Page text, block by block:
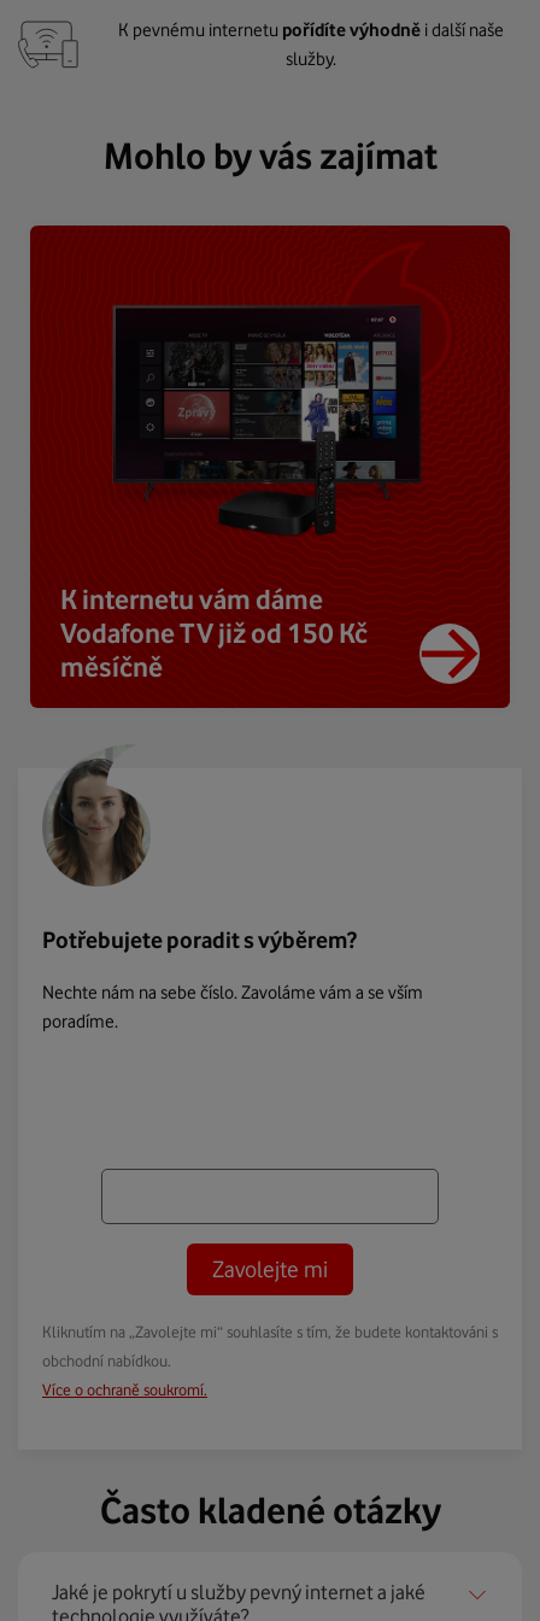
K pevnému internetu pořídíte výhodně i další naše
služby.
Mohlo by vás zajímat
K internetu vám dáme
Vodafone TV již od 150 Kč
měsíčně
Potřebujete poradit s výběrem?
Nechte nám na sebe číslo. Zavoláme vám a se vším
poradíme.
Zavolejte mi
Kliknutím na „Zavolejte mi“ souhlasíte s tím, že budete kontaktováni s
obchodní nabídkou.
Více o ochraně soukromí.
Často kladené otázky
Jaké je pokrytí u služby pevný internet a jaké
technologie využíváte?